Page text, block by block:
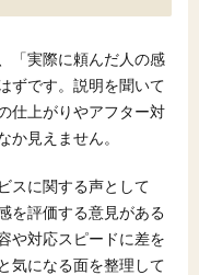
「実際に頼んだ人の感
ずです。説明を聞いて
仕上がりやアフター対
か見えません。
スに関する声として
を評価する意見がある
や対応スピードに差を
気になる面を整理して